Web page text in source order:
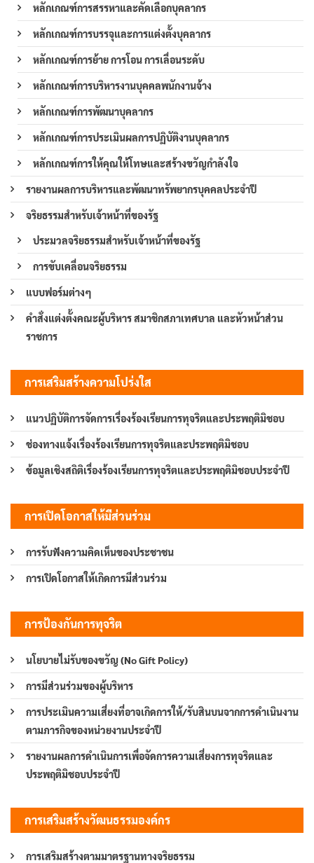
หลักเกณฑ์การสรรหาและคัดเลือกบุคลากร
หลักเกณฑ์การบรรจุและการแต่งตั้งบุคลากร
หลักเกณฑ์การย้าย การโอน การเลื่อนระดับ
หลักเกณฑ์การบริหารงานบุคคลพนักงานจ้าง
หลักเกณฑ์การพัฒนาบุคลากร
หลักเกณฑ์การประเมินผลการปฏิบัติงานบุคลากร
หลักเกณฑ์การให้คุณให้โทษและสร้างขวัญกำลังใจ
รายงานผลการบริหารและพัฒนาทรัพยากรบุคคลประจำปี
จริยธรรมสำหรับเจ้าหน้าที่ของรัฐ
ประมวลจริยธรรมสำหรับเจ้าหน้าที่ของรัฐ
การขับเคลื่อนจริยธรรม
แบบฟอร์มต่างๆ
คำสั่งแต่งตั้งคณะผู้บริหาร สมาชิกสภาเทศบาล และหัวหน้าส่วน
ราชการ
การเสริมสร้างความโปร่งใส
แนวปฏิบัติการจัดการเรื่องร้องเรียนการทุจริตและประพฤติมิชอบ
ช่องทางแจ้งเรื่องร้องเรียนการทุจริตและประพฤติมิชอบ
ข้อมูลเชิงสถิติเรื่องร้องเรียนการทุจริตและประพฤติมิชอบประจำปี
การเปิดโอกาสให้มีส่วนร่วม
การรับฟังความคิดเห็นของประชาชน
การเปิดโอกาสให้เกิดการมีส่วนร่วม
การป้องกันการทุจริต
นโยบายไม่รับของขวัญ (No Gift Policy)
การมีส่วนร่วมของผู้บริหาร
การประเมินความเสี่ยงที่อาจเกิดการให้/รับสินบนจากการดำเนินงาน
ตามภารกิจของหน่วยงานประจำปี
รายงานผลการดำเนินการเพื่อจัดการความเสี่ยงการทุจริตและ
ประพฤติมิชอบประจำปี
การเสริมสร้างวัฒนธรรมองค์กร
การเสริมสร้างตามมาตรฐานทางจริยธรรม